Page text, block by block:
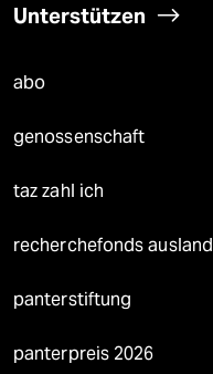
Unterstützen
abo
genossenschaft
taz zahl ich
recherchefonds ausland
panterstiftung
panterpreis 2026